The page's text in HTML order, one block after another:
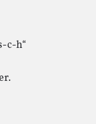
c-h“